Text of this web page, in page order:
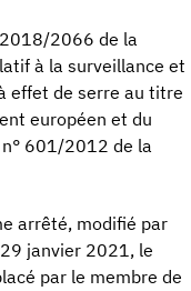
2066 de la
à la surveillance et
effet de serre au titre
européen et du
601/2012 de la
arrêté, modifié par
janvier 2021, le
par le membre de